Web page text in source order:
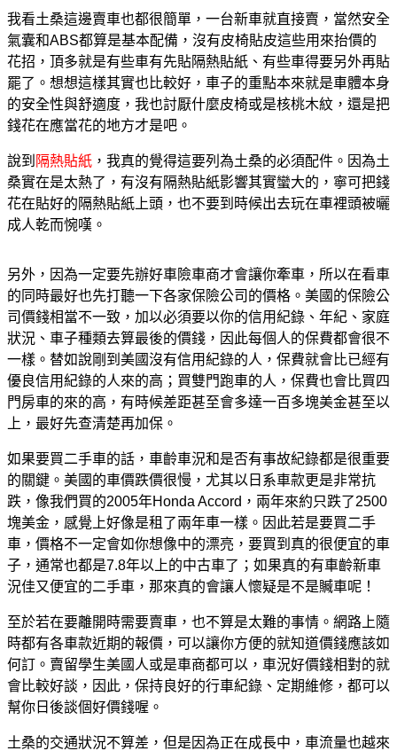
我看土桑這邊賣車也都很簡單，一台新車就直接賣，當然安全
氣囊和ABS都算是基本配備，沒有皮椅貼皮這些用來抬價的
花招，頂多就是有些車有先貼隔熱貼紙、有些車得要另外再貼
罷了。想想這樣其實也比較好，車子的重點本來就是車體本身
的安全性與舒適度，我也討厭什麼皮椅或是核桃木紋，還是把
錢花在應當花的地方才是吧。
說到 隔熱貼紙 ，我真的覺得這要列為土桑的必須配件。因為土
桑實在是太熱了，有沒有隔熱貼紙影響其實蠻大的，寧可把錢
花在貼好的隔熱貼紙上頭，也不要到時候出去玩在車裡頭被曬
成人乾而惋嘆。
另外，因為一定要先辦好車險車商才會讓你牽車，所以在看車
的同時最好也先打聽一下各家保險公司的價格。美國的保險公
司價錢相當不一致，加以必須要以你的信用紀錄、年紀、家庭
狀況、車子種類去算最後的價錢，因此每個人的保費都會很不
一樣。替如說剛到美國沒有信用紀錄的人，保費就會比已經有
優良信用紀錄的人來的高；買雙門跑車的人，保費也會比買四
門房車的來的高，有時候差距甚至會多達一百多塊美金甚至以
上，最好先查清楚再加保。
如果要買二手車的話，車齡車況和是否有事故紀錄都是很重要
的關鍵。美國的車價跌價很慢，尤其以日系車款更是非常抗
跌，像我們買的2005年Honda Accord，兩年來約只跌了2500
塊美金，感覺上好像是租了兩年車一樣。因此若是要買二手
車，價格不一定會如你想像中的漂亮，要買到真的很便宜的車
子，通常也都是7.8年以上的中古車了；如果真的有車齡新車
況佳又便宜的二手車，那來真的會讓人懷疑是不是贓車呢！
至於若在要離開時需要賣車，也不算是太難的事情。網路上隨
時都有各車款近期的報價，可以讓你方便的就知道價錢應該如
何訂。賣留學生美國人或是車商都可以，車況好價錢相對的就
會比較好談，因此，保持良好的行車紀錄、定期維修，都可以
幫你日後談個好價錢喔。
土桑的交通狀況不算差，但是因為正在成長中，車流量也越來